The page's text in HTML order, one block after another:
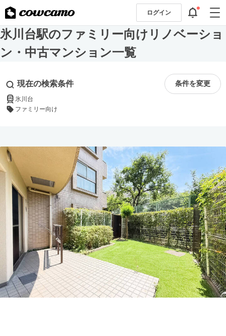
ログイン
氷川台駅のファミリー向けリノベーショ
ン・中古マンション一覧
現在の検索条件 条件を変更
氷川台
ファミリー向け